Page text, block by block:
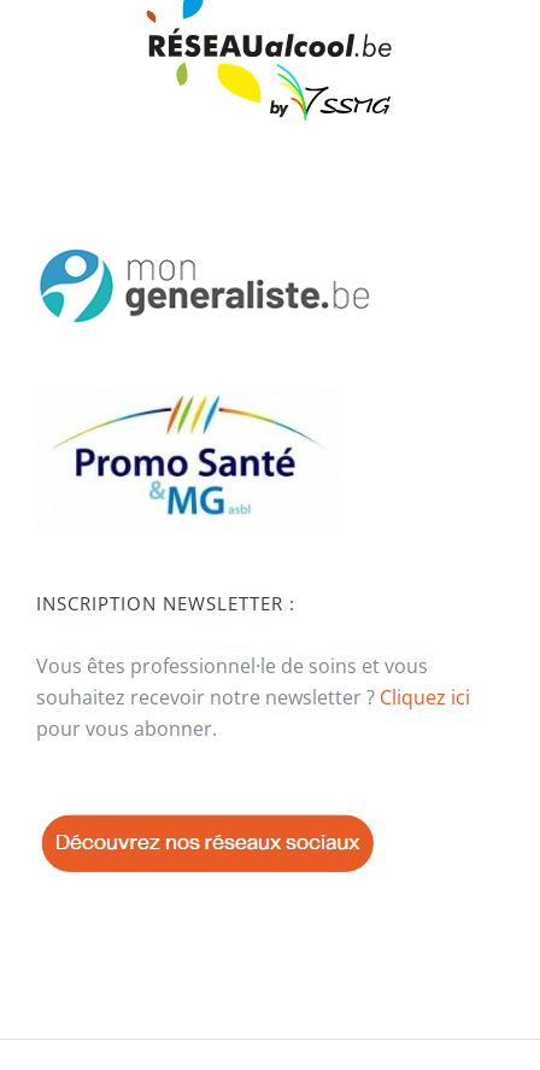
INSCRIPTION NEWSLETTER :
Vous êtes professionnel·le de soins et vous
souhaitez recevoir notre newsletter ? Cliquez ici
pour vous abonner.